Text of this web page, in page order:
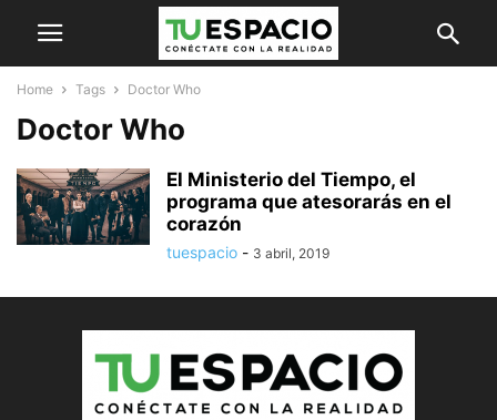
Home Tags Doctor Who
Doctor Who
El Ministerio del Tiempo, el
programa que atesorarás en el
corazón
tuespacio - 3 abril, 2019